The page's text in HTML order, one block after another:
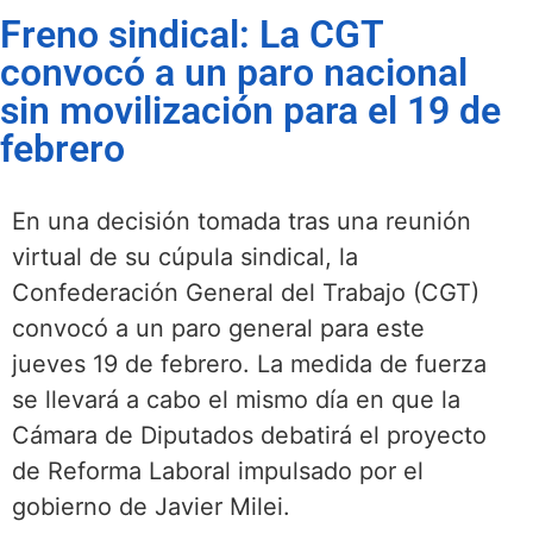
Freno sindical: La CGT
convocó a un paro nacional
sin movilización para el 19 de
febrero
En una decisión tomada tras una reunión
virtual de su cúpula sindical, la
Confederación General del Trabajo (CGT)
convocó a un paro general para este
jueves 19 de febrero. La medida de fuerza
se llevará a cabo el mismo día en que la
Cámara de Diputados debatirá el proyecto
de Reforma Laboral impulsado por el
gobierno de Javier Milei.